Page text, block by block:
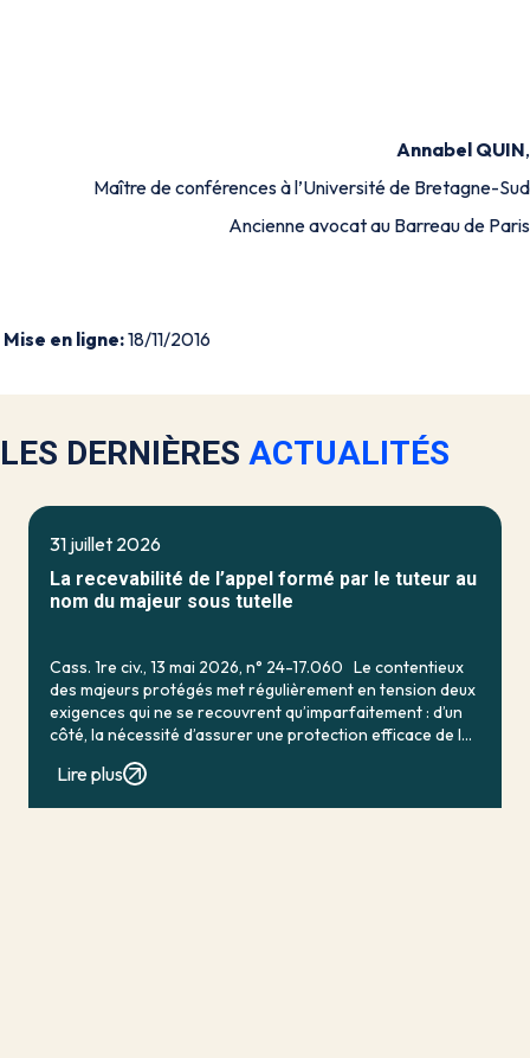
Annabel QUIN,
Maître de conférences à l’Université de Bretagne-Sud
Ancienne avocat au Barreau de Paris
Mise en ligne:18/11/2016
LES DERNIÈRES ACTUALITÉS
31 juillet 2026
La recevabilité de l’appel formé par le tuteur au
nom du majeur sous tutelle
Cass. 1re civ., 13 mai 2026, n° 24-17.060 Le contentieux
des majeurs protégés met régulièrement en tension deux
exigences qui ne se recouvrent qu’imparfaitement : d’un
côté, la nécessité d’assurer une protection efficace de la
personne vulnérable ; de […]
Lire plus